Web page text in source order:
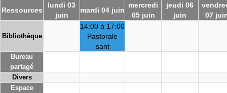
Ressources
lundi 03
juin
mardi 04 juin
mercredi
05 juin
jeudi 06
juin
07
Bibliothèque
14:00 à 17:00
Pastorale
sant
Bureau
partagé
Divers
Espace